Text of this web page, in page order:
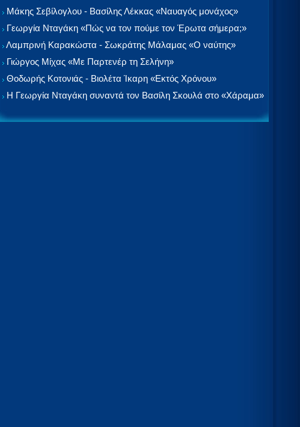
Μάκης Σεβίλογλου - Βασίλης Λέκκας «Ναυαγός μονάχος»
Γεωργία Νταγάκη «Πώς να τον πούμε τον Έρωτα σήμερα;»
Λαμπρινή Καρακώστα - Σωκράτης Μάλαμας «Ο ναύτης»
Γιώργος Μίχας «Με Παρτενέρ τη Σελήνη»
Θοδωρής Κοτονιάς - Βιολέτα Ίκαρη «Εκτός Χρόνου»
Η Γεωργία Νταγάκη συναντά τον Βασίλη Σκουλά στο «Χάραμα»